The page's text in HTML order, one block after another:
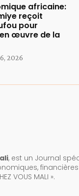
africaine:
reçoit
pour
œuvre de la
2026
, est un Journal
VOUS MALI ».